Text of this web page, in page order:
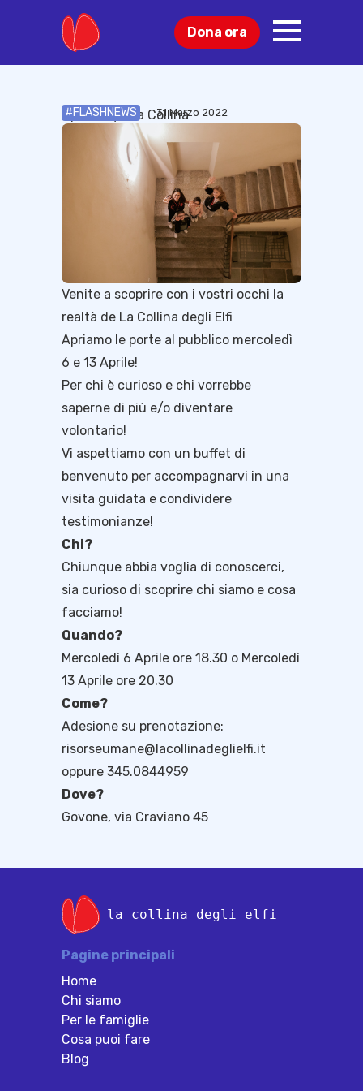
Dona ora
Cosa puoi fare
Blog
Open Day alla Collina
#FLASHNEWS 31 Marzo 2022
Venite a scoprire con i vostri occhi la
realtà de La Collina degli Elfi
Apriamo le porte al pubblico mercoledì
6 e 13 Aprile!
Per chi è curioso e chi vorrebbe
saperne di più e/o diventare
volontario!
Vi aspettiamo con un buffet di
benvenuto per accompagnarvi in una
visita guidata e condividere
testimonianze!
Chi?
Chiunque abbia voglia di conoscerci,
sia curioso di scoprire chi siamo e cosa
facciamo!
Quando?
Mercoledì 6 Aprile ore 18.30 o Mercoledì
13 Aprile ore 20.30
Come?
Adesione su prenotazione:
risorseumane@lacollinadeglielfi.it
oppure 345.0844959
Dove?
Govone, via Craviano 45
la collina degli elfi
Pagine principali
Home
Chi siamo
Per le famiglie
Cosa puoi fare
Blog